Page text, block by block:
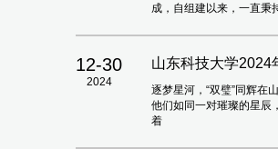
成，自组建以来，一直秉
12-30
2024
山东科技大学2024
逐梦星河，“双璧”同辉在
他们如同一对璀璨的星辰
着